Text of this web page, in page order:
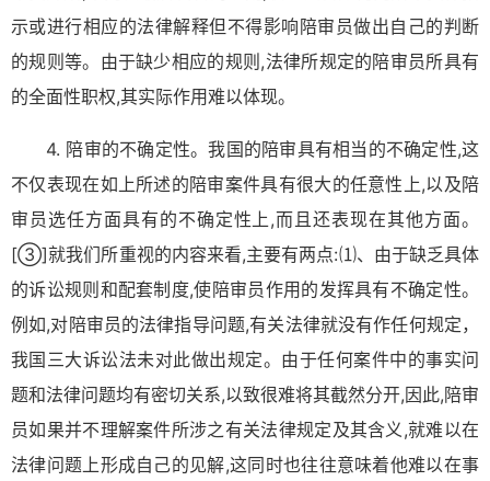
示或进行相应的法律解释但不得影响陪审员做出自己的判断
的规则等。由于缺少相应的规则,法律所规定的陪审员所具有
的全面性职权,其实际作用难以体现。
4. 陪审的不确定性。我国的陪审具有相当的不确定性,这
不仅表现在如上所述的陪审案件具有很大的任意性上,以及陪
审员选任方面具有的不确定性上,而且还表现在其他方面。
[③]就我们所重视的内容来看,主要有两点:⑴、由于缺乏具体
的诉讼规则和配套制度,使陪审员作用的发挥具有不确定性。
例如,对陪审员的法律指导问题,有关法律就没有作任何规定，
我国三大诉讼法未对此做出规定。由于任何案件中的事实问
题和法律问题均有密切关系,以致很难将其截然分开,因此,陪审
员如果并不理解案件所涉之有关法律规定及其含义,就难以在
法律问题上形成自己的见解,这同时也往往意味着他难以在事